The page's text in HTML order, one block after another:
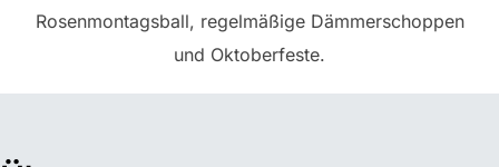
Rosenmontagsball, regelmäßige Dämmerschoppen
und Oktoberfeste.